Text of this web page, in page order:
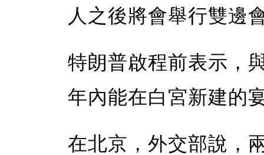
人之後將會舉行雙邊
特朗普啟程前表示，
年內能在白宮新建的
在北京，外交部說，